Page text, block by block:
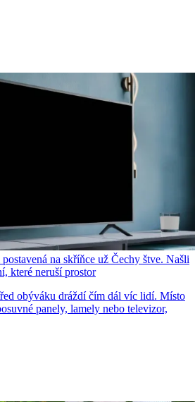
na skříňce už Čechy štve. Našli
které neruší prostor
obýváku dráždí čím dál víc lidí. Místo
panely, lamely nebo televizor,